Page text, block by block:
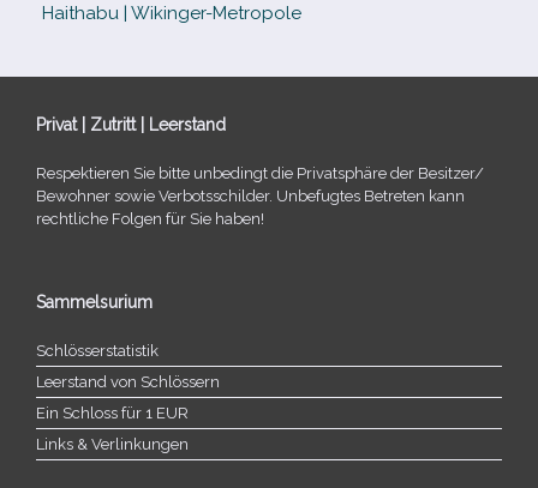
Haithabu | Wikinger-Metropole
Privat | Zutritt | Leerstand
Respektieren Sie bitte unbe­dingt die Privatsphäre der Besitzer/​
Bewohner sowie Verbotsschilder. Unbefugtes Betreten kann
recht­li­che Folgen für Sie haben!
Sammelsurium
Schlösserstatistik
Leerstand von Schlössern
Ein Schloss für 1 EUR
Links & Verlinkungen